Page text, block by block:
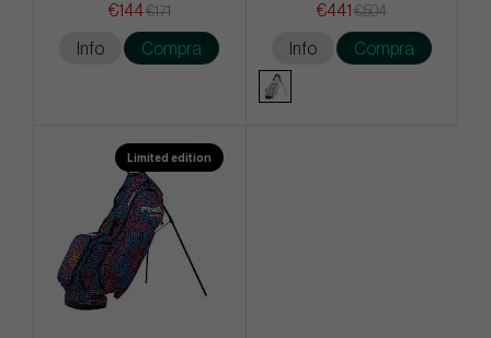
€144€171
Info Compra
€441 €504
Info Compra
Limited edition